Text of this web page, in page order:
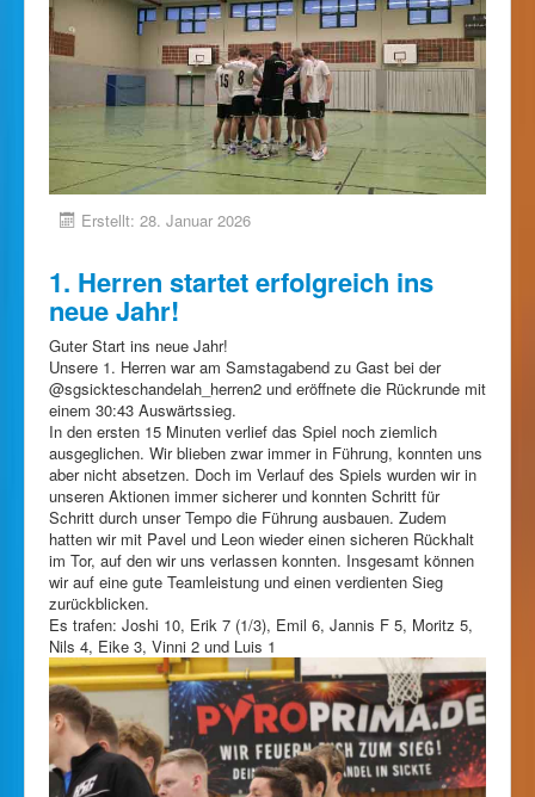
Erstellt: 28. Januar 2026
1. Herren startet erfolgreich ins
neue Jahr!
Guter Start ins neue Jahr!
Unsere 1. Herren war am Samstagabend zu Gast bei der
@sgsickteschandelah_herren2 und eröffnete die Rückrunde mit
einem 30:43 Auswärtssieg.
In den ersten 15 Minuten verlief das Spiel noch ziemlich
ausgeglichen. Wir blieben zwar immer in Führung, konnten uns
aber nicht absetzen. Doch im Verlauf des Spiels wurden wir in
unseren Aktionen immer sicherer und konnten Schritt für
Schritt durch unser Tempo die Führung ausbauen. Zudem
hatten wir mit Pavel und Leon wieder einen sicheren Rückhalt
im Tor, auf den wir uns verlassen konnten. Insgesamt können
wir auf eine gute Teamleistung und einen verdienten Sieg
zurückblicken.
Es trafen: Joshi 10, Erik 7 (1/3), Emil 6, Jannis F 5, Moritz 5,
Nils 4, Eike 3, Vinni 2 und Luis 1